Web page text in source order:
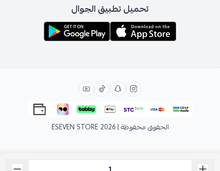
تحميل تطبيق الجوال
الحقوق محفوظة | 2026 ESEVEN STORE